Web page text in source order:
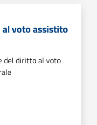
voto assistito
del diritto al voto